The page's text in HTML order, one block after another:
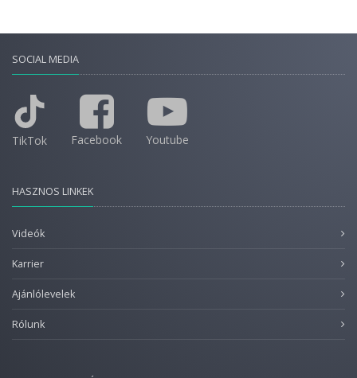
SOCIAL MEDIA
TikTok Facebook Youtube
HASZNOS LINKEK
Videók
Karrier
Ajánlólevelek
Rólunk